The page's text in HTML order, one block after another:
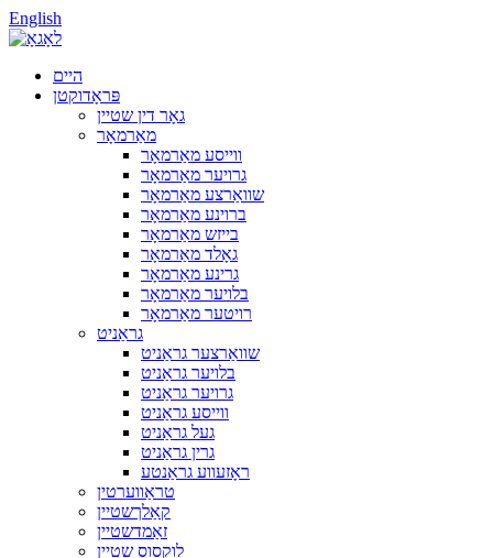
English
היים
פּראָדוקטן
גאָר דין שטיין
מאַרמאָר
ווייסע מאַרמאָר
גרויער מאַרמאָר
שוואַרצע מאַרמאָר
ברוינע מאַרמאָר
בייזש מאַרמאָר
גאָלד מאַרמאָר
גרינע מאַרמאָר
בלויער מאַרמאָר
רויטער מאַרמאָר
גראַניט
שוואַרצער גראַניט
בלויער גראַניט
גרויער גראַניט
ווייסע גראַניט
געל גראַניט
גרין גראַניט
ראָזעווע גראַנטע
טראַווערטין
קאַלךשטיין
זאַמדשטיין
לוקסוס שטיין